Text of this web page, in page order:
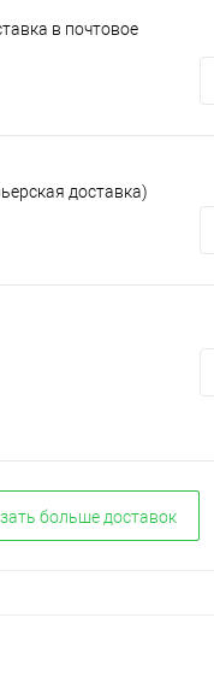
в почтовое
доставка)
больше доставок